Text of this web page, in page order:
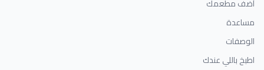
أضف مطعمك
مساعدة
الوصفات
اطبخ باللي عندك